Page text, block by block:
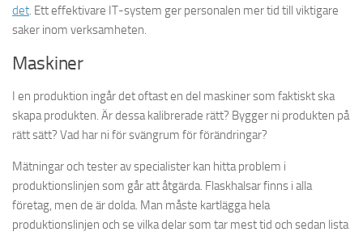
det. Ett effektivare IT-system ger personalen mer tid till viktigare
saker inom verksamheten.
Maskiner
I en produktion ingår det oftast en del maskiner som faktiskt ska
skapa produkten. Är dessa kalibrerade rätt? Bygger ni produkten på
rätt sätt? Vad har ni för svängrum för förändringar?
Mätningar och tester av specialister kan hitta problem i
produktionslinjen som går att åtgärda. Flaskhalsar finns i alla
företag, men de är dolda. Man måste kartlägga hela
produktionslinjen och se vilka delar som tar mest tid och sedan lista